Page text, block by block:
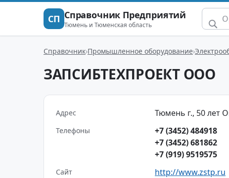
СП Справочник Предприятий
Тюмень и Тюменская область
Справочник Промышленное оборудование
ЗАПСИБТЕХПРОЕКТ ООО
Адрес Тюмень г., 50 лет
Телефоны
+7 (3452) 484918
+7 (3452) 681862
+7 (919) 9519575
Сайт
http://www.zstp.ru